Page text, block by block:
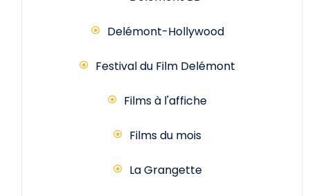
Delémont-Hollywood
Festival du Film Delémont
Films à l'affiche
Films du mois
La Grangette